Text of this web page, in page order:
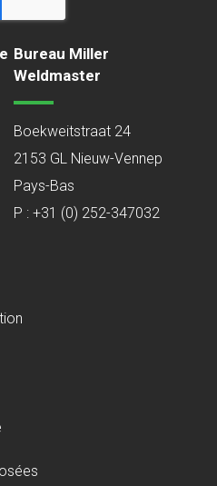
Bureau Miller
Weldmaster
Boekweitstraat 24
2153 GL Nieuw-Vennep
Pays-Bas
P : +31 (0) 252-347032